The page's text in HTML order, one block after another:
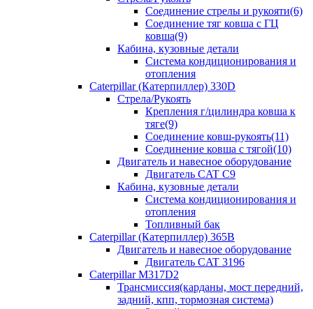
Соединение стрелы и рукояти(6)
Соединение тяг ковша с ГЦ
ковша(9)
Кабина, кузовные детали
Система кондиционирования и
отопления
Caterpillar (Катерпиллер) 330D
Стрела/Рукоять
Крепления г/цилиндра ковша к
тяге(9)
Соединение ковш-рукоять(11)
Соединение ковша с тягой(10)
Двигатель и навесное оборудование
Двигатель CAT C9
Кабина, кузовные детали
Система кондиционирования и
отопления
Топливный бак
Caterpillar (Катерпиллер) 365B
Двигатель и навесное оборудование
Двигатель CAT 3196
Caterpillar M317D2
Трансмиссия(карданы, мост передний,
задний, кпп, тормозная система)